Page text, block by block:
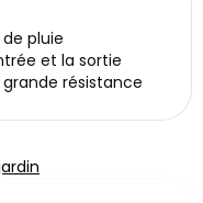
pluie
et la sortie
résistance